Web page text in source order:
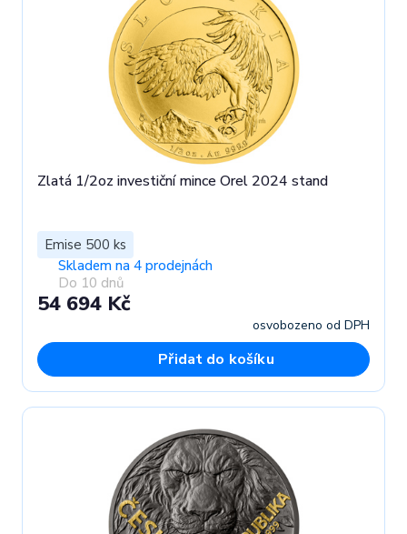
Zlatá 1/2oz investiční mince Orel 2024 stand
Emise 500 ks
Skladem na 4 prodejnách
Do 10 dnů
54 694 Kč
osvobozeno od DPH
Přidat do košíku